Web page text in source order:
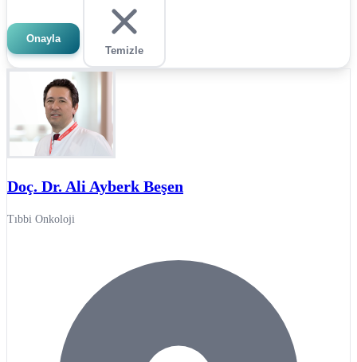
Onayla
Temizle
Doç. Dr. Ali Ayberk Beşen
Tıbbi Onkoloji